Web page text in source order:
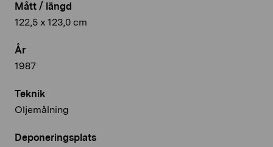
Mått / längd
122,5 x 123,0 cm
År
1987
Teknik
Oljemålning
Deponeringsplats